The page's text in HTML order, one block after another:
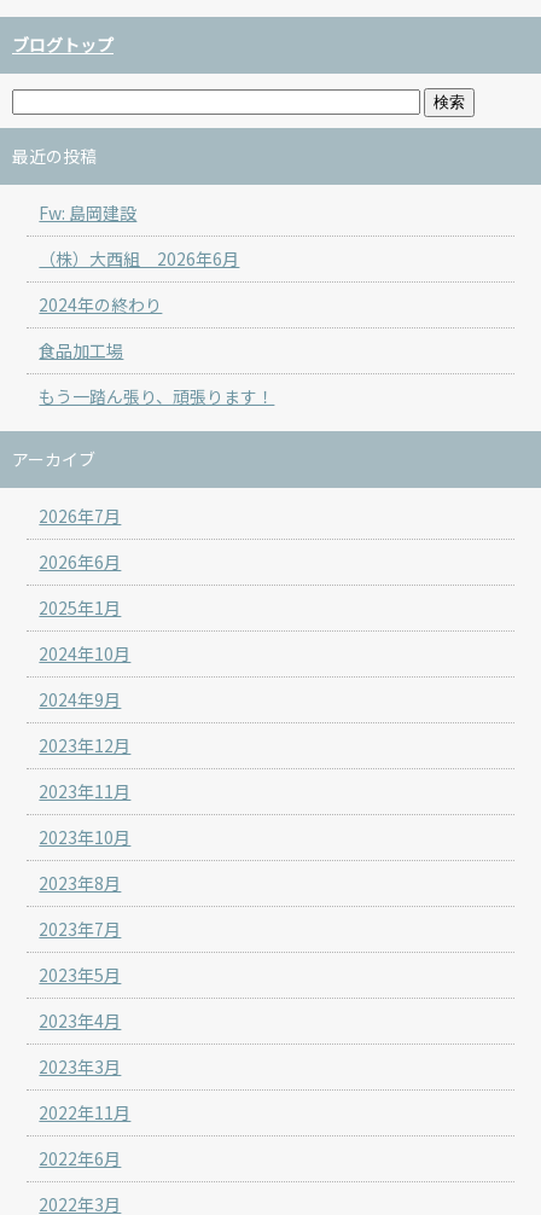
ブログトップ
最近の投稿
Fw: 島岡建設
（株）大西組 2026年6月
2024年の終わり
食品加工場
もう一踏ん張り、頑張ります！
アーカイブ
2026年7月
2026年6月
2025年1月
2024年10月
2024年9月
2023年12月
2023年11月
2023年10月
2023年8月
2023年7月
2023年5月
2023年4月
2023年3月
2022年11月
2022年6月
2022年3月